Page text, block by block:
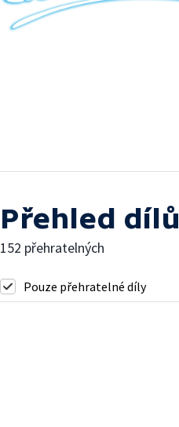
Přehled dílů
152 přehratelných
Pouze přehratelné díly